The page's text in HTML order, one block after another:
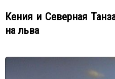
Кения и Северная
на льва